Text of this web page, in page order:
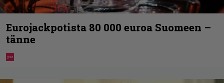
Eurojackpotista 80 000 euroa Suomeen –
tänne